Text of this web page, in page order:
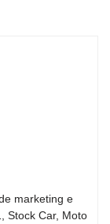
marketing e
Stock Car, Moto